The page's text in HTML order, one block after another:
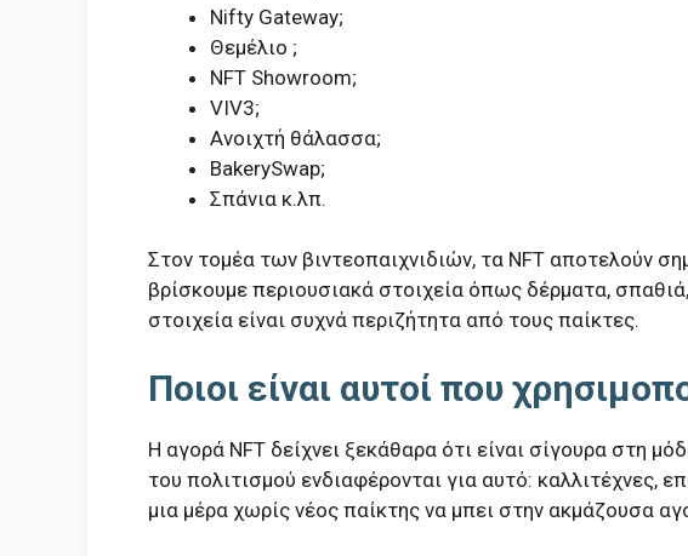
Nifty Gateway;
Θεμέλιο ;
NFT Showroom;
VIV3;
Ανοιχτή θάλασσα;
BakerySwap;
Σπάνια κ.λπ.
Στον τομέα των βιντεοπαιχνιδιών, τα NFT αποτελούν
βρίσκουμε περιουσιακά στοιχεία όπως δέρματα,
στοιχεία είναι συχνά περιζήτητα από τους παίκτες.
Ποιοι είναι αυτοί που
Η αγορά NFT δείχνει ξεκάθαρα ότι είναι σίγουρα στη
του πολιτισμού ενδιαφέρονται για αυτό: καλλιτέχνες,
μια μέρα χωρίς νέος παίκτης να μπει στην ακμάζουσα